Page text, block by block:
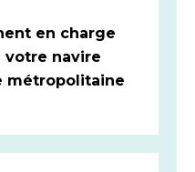
en charge
votre navire
métropolitaine